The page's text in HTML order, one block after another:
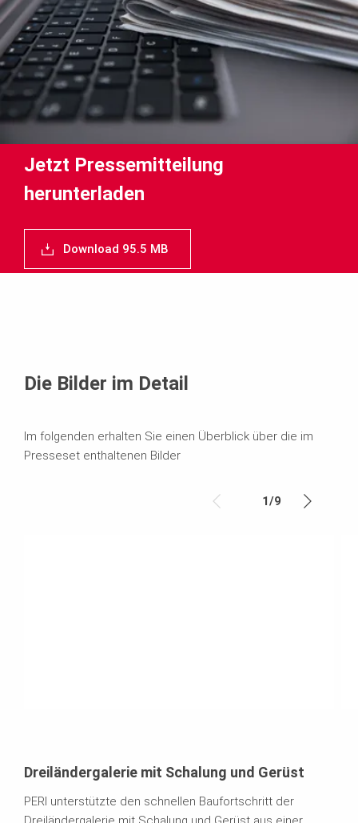
Kontakt
Newsletter
Jetzt Pressemitteilung
herunterladen
Download 95.5 MB
Die Bilder im Detail
Im folgenden erhalten Sie einen Überblick über die im
Presseset enthaltenen Bilder
1/9
Dreiländergalerie mit Schalung und Gerüst
PERI unterstützte den schnellen Baufortschritt der